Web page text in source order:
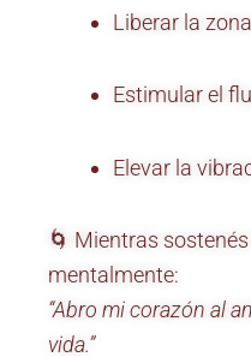
Liberar la
Estimular el
Elevar la
🌀 Mientras
mentalmente:
“Abro mi corazón al
vida.”